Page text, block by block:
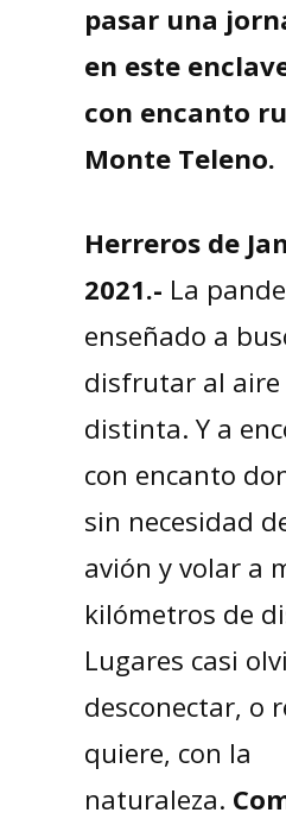
pasar una
en este
con encanto
Monte Teleno.
Herreros de
2021.- La
enseñado a
disfrutar al
distinta. Y a
con encanto
sin necesidad
avión y volar a
kilómetros de
Lugares casi
desconectar, o
quiere, con la
naturaleza.